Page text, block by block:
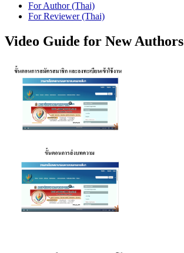
For Author (Thai)
For Reviewer (Thai)
Video Guide for New Authors